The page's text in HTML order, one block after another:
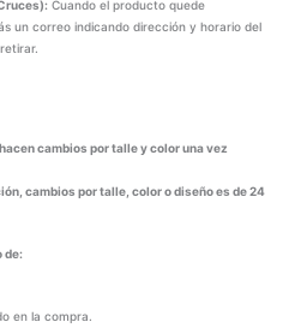
Cuando el producto quede
un correo indicando dirección y horario del
cambios por talle y color una vez
cambios por talle, color o diseño es de 24
de:
en la compra.